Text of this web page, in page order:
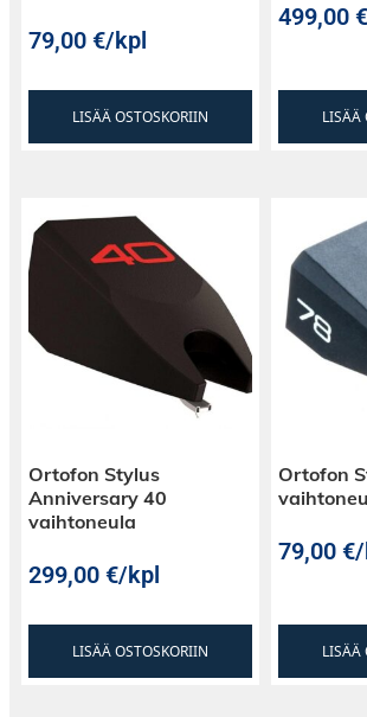
79,00€/kpl
LISÄÄ OSTOSKORIIN
499,00
LISÄÄ
Ortofon Stylus
Anniversary 40
vaihtoneula
299,00€/kpl
LISÄÄ OSTOSKORIIN
Ortofon
79,00€
LISÄÄ